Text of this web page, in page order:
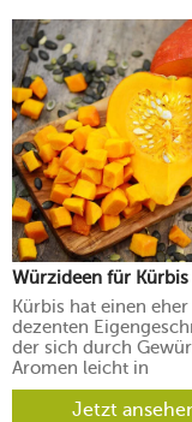
Würzideen für Kürbis
Kürbis hat einen eher
dezenten
der sich durch
Aromen leicht in
verschiedene
lenken lässt.
Jetzt